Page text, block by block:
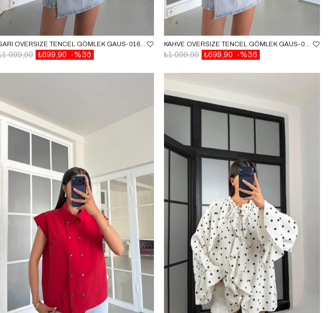
SARI OVERSIZE TENCEL GÖMLEK GAUS-01698
%36
₺699,90
KAHVE OVERSIZE TENCEL GÖMLEK GAUS-01698
%36
₺699,90
₺1.099,90